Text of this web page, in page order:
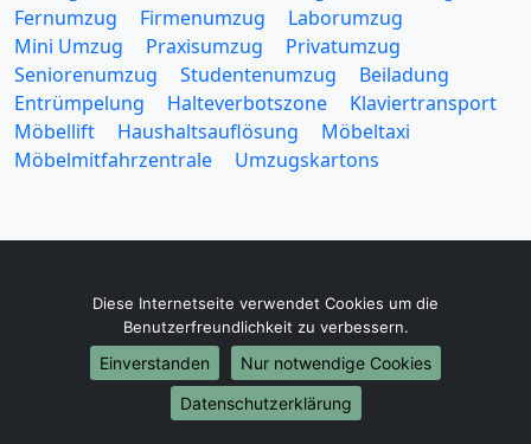
Fernumzug
Firmenumzug
Laborumzug
Mini Umzug
Praxisumzug
Privatumzug
Seniorenumzug
Studentenumzug
Beiladung
Entrümpelung
Halteverbotszone
Klaviertransport
Möbellift
Haushaltsauflösung
Möbeltaxi
Möbelmitfahrzentrale
Umzugskartons
Europa-Umzüge
Umzug von Kaiserslautern nach Belarus
Umzug von Kaiserslautern nach Belgien
Umzug von Kaiserslautern nach Bulgarien
Diese Internetseite verwendet Cookies um die
Benutzerfreundlichkeit zu verbessern.
Einverstanden
Nur notwendige Cookies
Datenschutzerklärung